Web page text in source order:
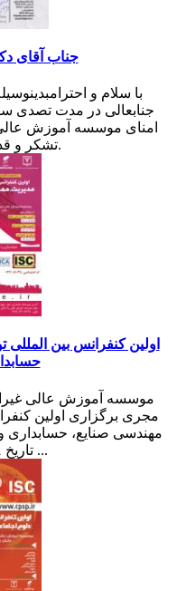
جناب آقای
با سلام و
جنابعالی در مدت تصدی
امنای موسسه آموزش
تشکر و قدردانی می‌نماییم.
اولین کنفرانس بین
موسسه آموزش عالی
مجری برگزاری اولین
مهندسی صنایع، حسابداری
تاریخ 31 شهریورماه ...